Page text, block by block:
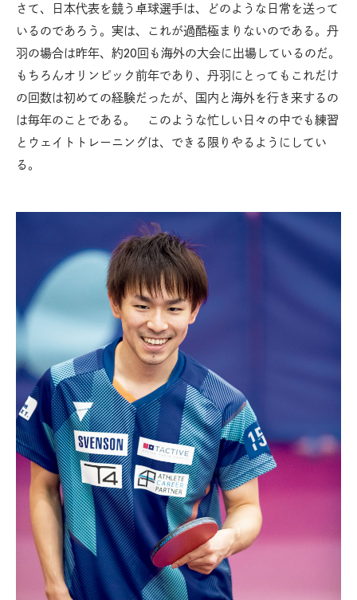
さて、日本代表を競う卓球選手は、どのような日常を送って
いるのであろう。実は、これが過酷極まりないのである。丹
羽の場合は昨年、約20回も海外の大会に出場しているのだ。
もちろんオリンピック前年であり、丹羽にとってもこれだけ
の回数は初めての経験だったが、国内と海外を行き来するの
は毎年のことである。 このような忙しい日々の中でも練習
とウェイトトレーニングは、できる限りやるようにしてい
る。